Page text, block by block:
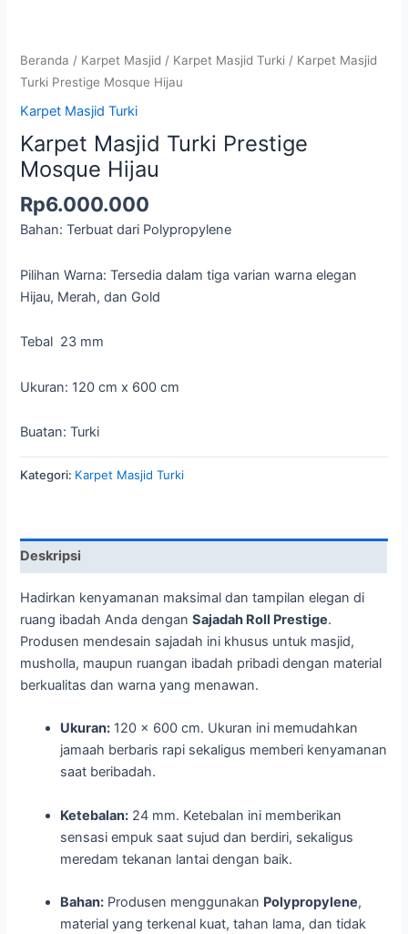
Beranda / Karpet Masjid / Karpet Masjid Turki / Karpet Masjid
Turki Prestige Mosque Hijau
Karpet Masjid Turki
Karpet Masjid Turki Prestige
Mosque Hijau
Rp6.000.000
Bahan: Terbuat dari Polypropylene
Pilihan Warna: Tersedia dalam tiga varian warna elegan
Hijau, Merah, dan Gold
Tebal 23 mm
Ukuran: 120 cm x 600 cm
Buatan: Turki
Kategori: Karpet Masjid Turki
Deskripsi
Hadirkan kenyamanan maksimal dan tampilan elegan di
ruang ibadah Anda denganSajadah Roll Prestige.
Produsen mendesain sajadah ini khusus untuk masjid,
musholla, maupun ruangan ibadah pribadi dengan material
berkualitas dan warna yang menawan.
Ukuran: 120 x 600 cm. Ukuran ini memudahkan
jamaah berbaris rapi sekaligus memberi kenyamanan
saat beribadah.
Ketebalan: 24 mm. Ketebalan ini memberikan
sensasi empuk saat sujud dan berdiri, sekaligus
meredam tekanan lantai dengan baik.
Bahan: Produsen menggunakan Polypropylene,
material yang terkenal kuat, tahan lama, dan tidak